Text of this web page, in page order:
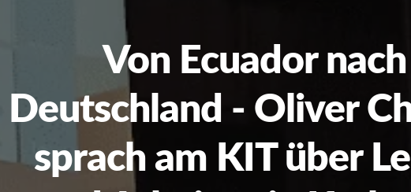
Von Ecuador nach
Deutschland - Oliver
sprach am KIT über